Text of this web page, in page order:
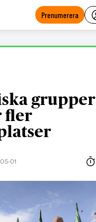
Prenumerera
grupper
fler
01